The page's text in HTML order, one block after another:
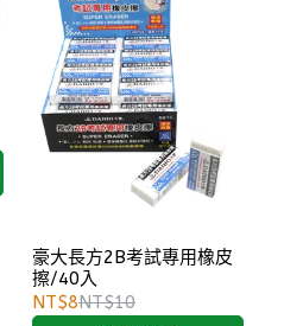
豪大長方2B考試專用橡皮
擦/40入
NT$8NT$10